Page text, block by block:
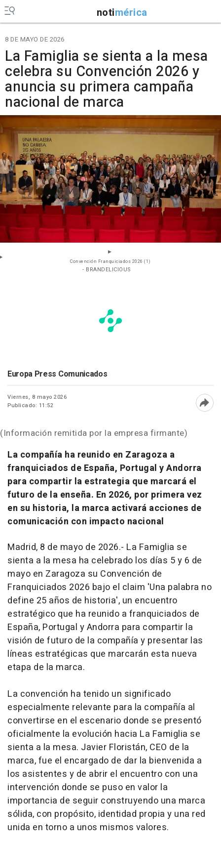
notimérica
8 DE MAYO DE 2026
La Famiglia se sienta a la mesa
celebra su Convención 2026 y
anuncia su primera campaña
nacional de marca
Convención Franquiciados 2026 (1)
- BRANDELICIOUS
Europa Press Comunicados
Viernes, 8 mayo 2026
Publicado: 11:52
(Información remitida por la empresa firmante)
La compañía ha reunido en Zaragoza a
franquiciados de España, Portugal y Andorra
para compartir la estrategia que marcará el
futuro de la enseña. En 2026, por primera vez
en su historia, la marca activará acciones de
comunicación con impacto nacional
Madrid, 8 de mayo de 2026.- La Famiglia se
sienta a la mesa ha celebrado los días 5 y 6 de
mayo en Zaragoza su Convención de
Franquiciados 2026 bajo el claim 'Una palabra no
define 25 años de historia', un encuentro
estratégico que ha reunido a franquiciados de
España, Portugal y Andorra para compartir la
visión de futuro de la compañía y presentar las
líneas estratégicas que marcarán esta nueva
etapa de la marca.
La convención ha tenido un significado
especialmente relevante para la compañía al
convertirse en el escenario donde se presentó
oficialmente la evolución hacia La Famiglia se
sienta a la mesa. Javier Floristán, CEO de la
marca, fue el encargado de dar la bienvenida a
los asistentes y de abrir el encuentro con una
intervención donde se puso en valor la
importancia de seguir construyendo una marca
sólida, con propósito, identidad propia y una red
unida en torno a unos mismos valores.